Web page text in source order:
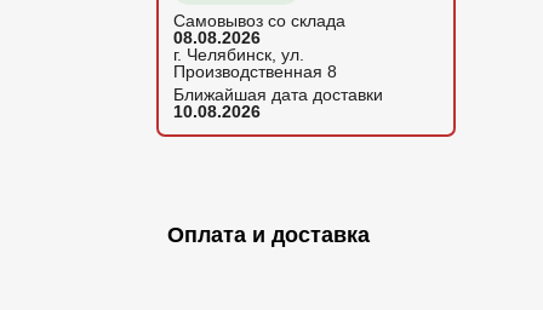
Самовывоз со склада
08.08.2026
г. Челябинск, ул.
Производственная 8
Ближайшая дата доставки
10.08.2026
Оплата и доставка